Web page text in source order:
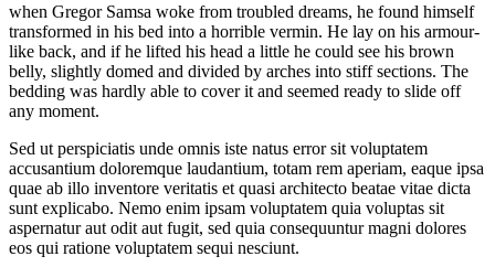
when Gregor Samsa woke from troubled dreams, he found himself
transformed in his bed into a horrible vermin. He lay on his armour-
like back, and if he lifted his head a little he could see his brown
belly, slightly domed and divided by arches into stiff sections. The
bedding was hardly able to cover it and seemed ready to slide off
any moment.
Sed ut perspiciatis unde omnis iste natus error sit voluptatem
accusantium doloremque laudantium, totam rem aperiam, eaque ipsa
quae ab illo inventore veritatis et quasi architecto beatae vitae dicta
sunt explicabo. Nemo enim ipsam voluptatem quia voluptas sit
aspernatur aut odit aut fugit, sed quia consequuntur magni dolores
eos qui ratione voluptatem sequi nesciunt.